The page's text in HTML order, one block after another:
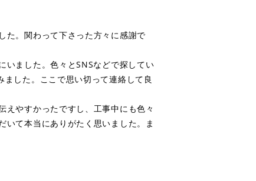
た。関わって下さった方々に感謝で
いました。色々とSNSなどで探してい
した。ここで思い切って連絡して良
えやすかったですし、工事中にも色々
て本当にありがたく思いました。ま